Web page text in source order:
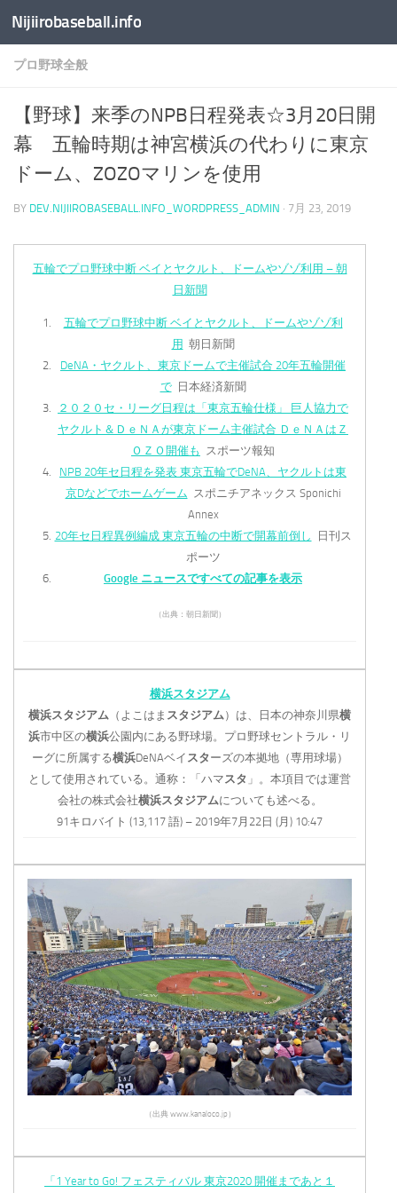
コンテンツへスキップ
Nijiirobaseball.info
プロ野球全般
【野球】来季のNPB日程発表☆3月20日開
幕 五輪時期は神宮横浜の代わりに東京
ドーム、ZOZOマリンを使用
BY DEV.NIJIIROBASEBALL.INFO_WORDPRESS_ADMIN · 7月 23, 2019
五輪でプロ野球中断 ベイとヤクルト、ドームやゾゾ利用 – 朝
日新聞
五輪でプロ野球中断 ベイとヤクルト、ドームやゾゾ利
用 朝日新聞
DeNA・ヤクルト、東京ドームで主催試合 20年五輪開催
で
日本経済新聞
２０２０セ・リーグ日程は「東京五輪仕様」 巨人協力で
ヤクルト＆ＤｅＮＡが東京ドーム主催試合 ＤｅＮＡはＺ
ＯＺＯ開催も スポーツ報知
NPB 20年セ日程を発表 東京五輪でDeNA、ヤクルトは東
京Dなどでホームゲーム スポニチアネックス Sponichi
Annex
20年セ日程異例編成 東京五輪の中断で開幕前倒し
日刊ス
ポーツ
Google ニュースですべての記事を表示
（出典：朝日新聞）
横浜スタジアム
横浜スタジアム （よこはま スタジアム ）は、日本の神奈川県横
浜市中区の横浜公園内にある野球場。プロ野球セントラル・リ
ーグに所属する横浜DeNAベイ スターズの本拠地（専用球場）
として使用されている。通称：「ハマ スタ 」。本項目では運営
会社の株式会社横浜スタジアムについても述べる。
91キロバイト (13,117 語) – 2019年7月22日 (月) 10:47
（出典 www.kanaloco.jp）
「1 Year to Go! フェスティバル 東京2020 開催まであと１